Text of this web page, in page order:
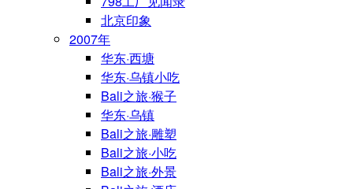
北京印象
2007年
华东·西塘
华东·乌镇小吃
Bali之旅·猴子
华东·乌镇
Bali之旅·雕塑
Bali之旅·小吃
Bali之旅·外景